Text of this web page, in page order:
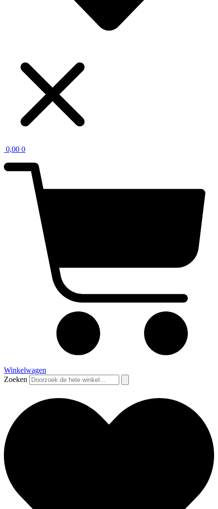
0,00 0
Winkelwagen
Zoeken